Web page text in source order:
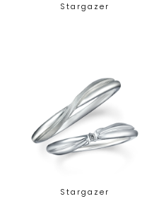
Stargazer
Stargazer